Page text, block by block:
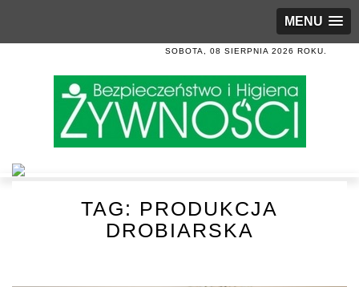
MENU
SOBOTA, 08 SIERPNIA 2026 ROKU.
TAG: PRODUKCJA
DROBIARSKA